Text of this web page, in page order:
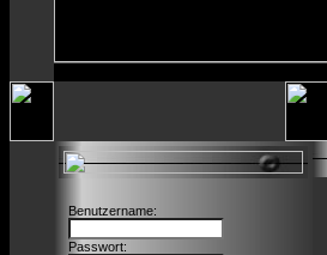
Benutzername:
Passwort: